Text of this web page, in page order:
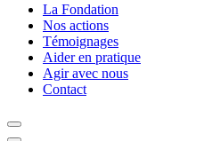
La Fondation
Nos actions
Témoignages
Aider en pratique
Agir avec nous
Contact